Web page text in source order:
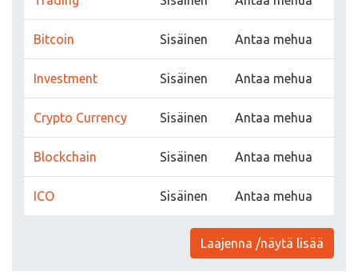
Bitcoin Sisäinen Antaa mehua
Investment Sisäinen Antaa mehua
Crypto Currency Sisäinen Antaa mehua
Blockchain Sisäinen Antaa mehua
ICO Sisäinen Antaa mehua
Laajenna /näytä lisää